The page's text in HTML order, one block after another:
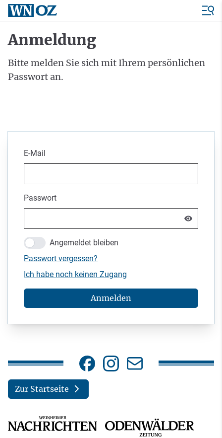
Anmeldung
Bitte melden Sie sich mit Ihrem persönlichen
Passwort an.
E-Mail
Passwort
Angemeldet bleiben
Passwort vergessen?
Ich habe noch keinen Zugang
Anmelden
Zur Startseite